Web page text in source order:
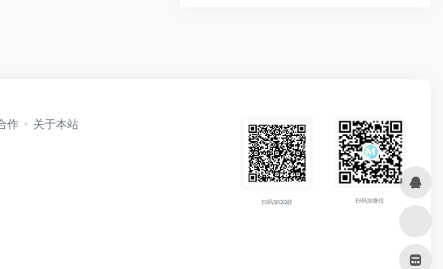
作 关于本站
扫码加QQ群 扫码加微信